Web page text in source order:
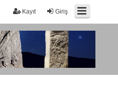
Giriş
Kayıt